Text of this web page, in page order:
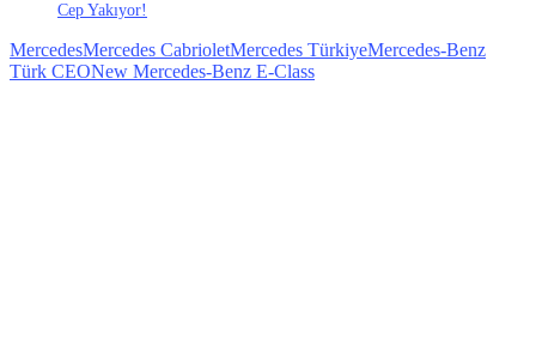
Cep Yakıyor!
MercedesMercedes CabrioletMercedes TürkiyeMercedes-Benz
Türk CEONew Mercedes-Benz E-Class